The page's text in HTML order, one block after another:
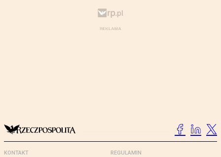
KONTAKT REGULAMIN